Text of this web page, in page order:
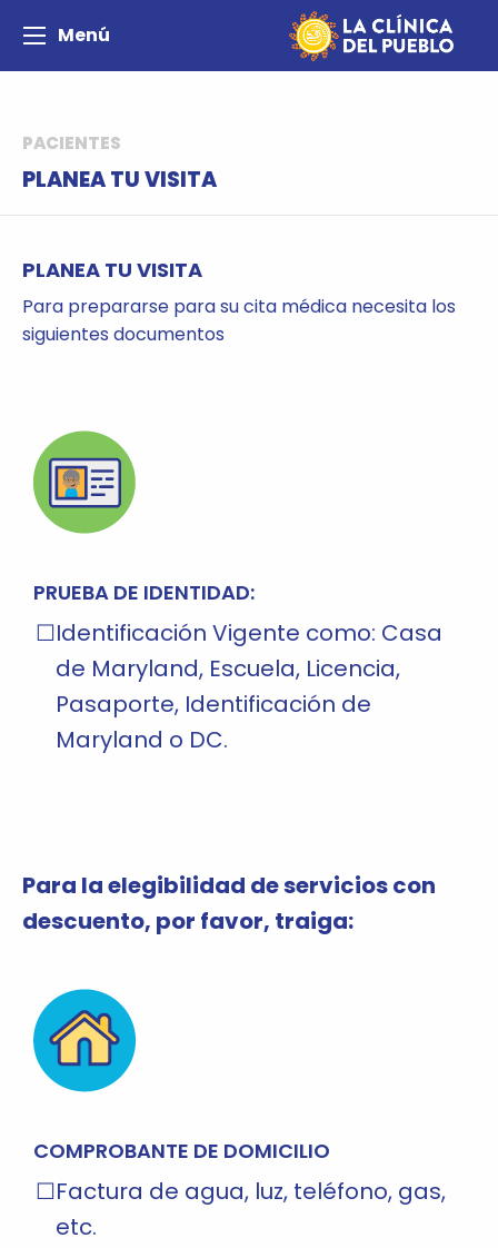
Menú
PACIENTES
PLANEA TU VISITA
PLANEA TU VISITA
Para prepararse para su cita médica necesita los
siguientes documentos
PRUEBA DE IDENTIDAD:
Identificación Vigente como: Casa
de Maryland, Escuela, Licencia,
Pasaporte, Identificación de
Maryland o DC.
Para la elegibilidad de servicios con
descuento, por favor, traiga:
COMPROBANTE DE DOMICILIO
Factura de agua, luz, teléfono, gas,
etc.